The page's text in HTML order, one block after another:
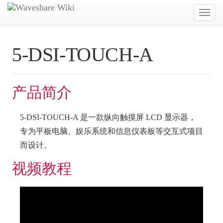
5-DSI-TOUCH-A
产品简介
5-DSI-TOUCH-A 是一款纵向触摸屏 LCD 显示器，
专为平板电脑、娱乐系统和信息仪表板等交互式项目
而设计。
视频教程